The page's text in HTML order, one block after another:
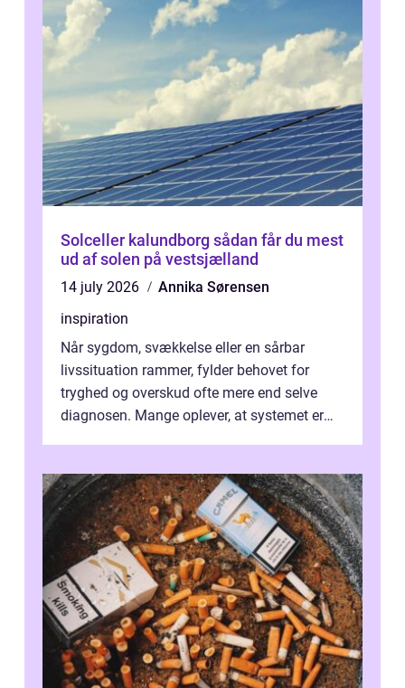
Solceller kalundborg sådan får du mest
ud af solen på vestsjælland
14 july 2026
Annika Sørensen
inspiration
Når sygdom, svækkelse eller en sårbar
livssituation rammer, fylder behovet for
tryghed og overskud ofte mere end selve
diagnosen. Mange oplever, at systemet er